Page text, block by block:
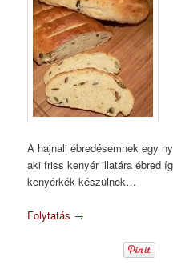
A hajnali ébredésemnek egy
aki friss kenyér illatára ébred
kenyérkék készülnek…
Folytatás →